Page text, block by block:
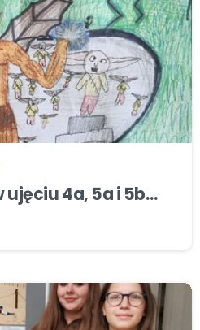
ujęciu 4a, 5a i 5b…